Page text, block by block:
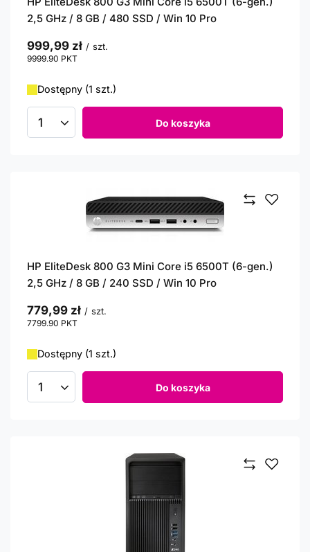
2,5 GHz / 8 GB / 480 SSD / Win 10 Pro
999,99 zł / szt.
9999.90 PKT
Dostępny (1 szt.)
Ilość produktów Do koszyka
HP EliteDesk 800 G3 Mini Core i5 6500T (6-gen.)
2,5 GHz / 8 GB / 240 SSD / Win 10 Pro
779,99 zł / szt.
7799.90 PKT
Dostępny (1 szt.)
Ilość produktów Do koszyka